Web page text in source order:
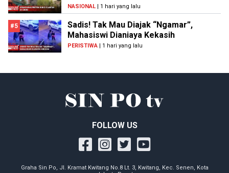
NASIONAL | 1 hari yang lalu
#5
Sadis! Tak Mau Diajak “Ngamar”,
Mahasiswi Dianiaya Kekasih
PERISTIWA | 1 hari yang lalu
FOLLOW US
Graha Sin Po, Jl. Kramat Kwitang No.8 Lt. 3, Kwitang, Kec. Senen, Kota